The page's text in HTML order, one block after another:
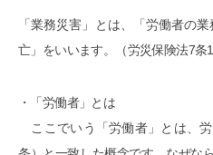
「業務災害」とは、「労働者の
亡」をいいます。（労災保険法7条1
・「労働者」とは
ここでいう「労働者」とは、